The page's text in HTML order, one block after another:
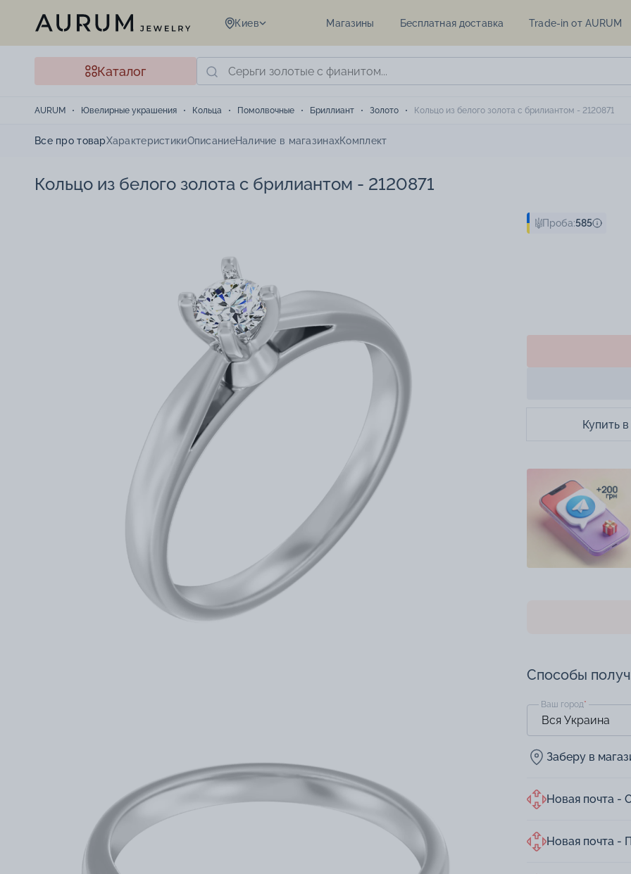
Киев Магазины Бесплатная доставка Trade-in от AURUM
Каталог
AURUM Ювелирные украшения Кольца Помолвочные Бриллиант Золото Кольцо из белого золота с брилиантом - 2120871
Все про товарХарактеристикиОписаниеНаличие в магазинахКомплект
Кольцо из белого золота с брилиантом - 2120871
Проба:585
Купить в
Способы
Ваш город*
Заберу в
Новая почта -
Новая почта -